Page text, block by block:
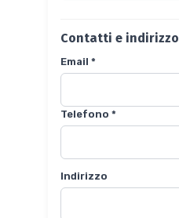
Contatti e indirizzo
Email *
Telefono *
Indirizzo